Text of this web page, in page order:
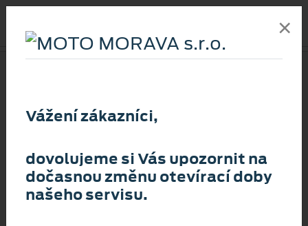
NOVINKY
6. 8. 2026
FORD DÁVÁ ČESKÝ FOTBAL DO
POHYBU
×
Vážení zákazníci,
dovolujeme si Vás upozornit na
dočasnou změnu otevírací doby
našeho servisu.